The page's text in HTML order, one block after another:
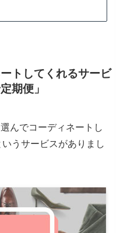
トしてくれるサービ
期便」
んでコーディネートし
いうサービスがありまし